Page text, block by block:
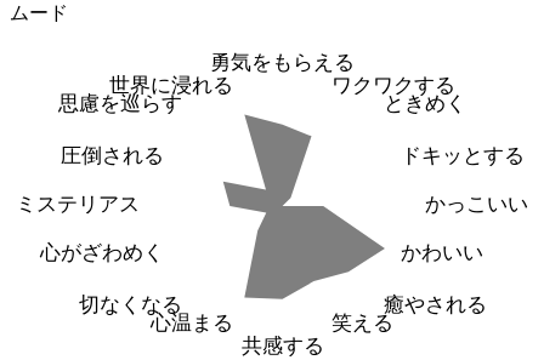
ムード
勇気をもらえる
ワクワクする
ときめく
ドキッとする
かっこいい
かわいい
癒やされる
笑える
共感する
心温まる
切なくなる
心がざわめく
ミステリアス
圧倒される
思慮を巡らす
世界に浸れる